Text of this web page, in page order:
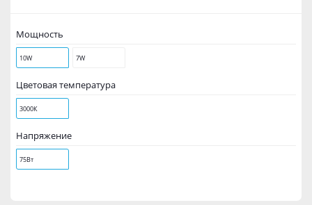
Мощность
10W 7W
Цветовая температура
3000К
Напряжение
75Вт